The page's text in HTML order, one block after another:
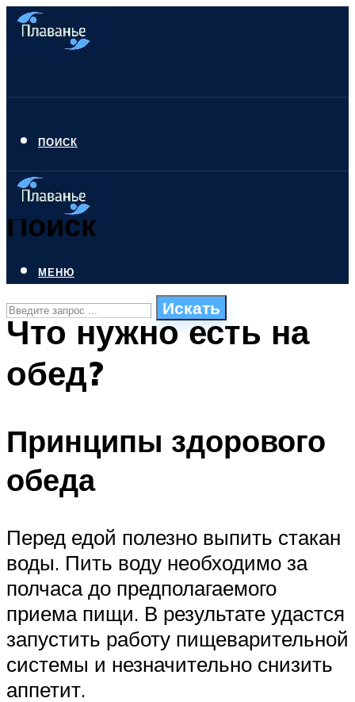
ПОИСК
Поиск
Искать
СТИЛИ ПЛАВАНЬЯ
ПЛАВАНЬЕ ДЛЯ ДЕТЕЙ
ОЧИСТКА БАССЕЙНОВ
МЕНЮ
МЕНЮ
Что нужно есть на
обед?
Принципы здорового
обеда
Перед едой полезно выпить стакан
воды. Пить воду необходимо за
полчаса до предполагаемого
приема пищи. В результате удастся
запустить работу пищеварительной
системы и незначительно снизить
аппетит.